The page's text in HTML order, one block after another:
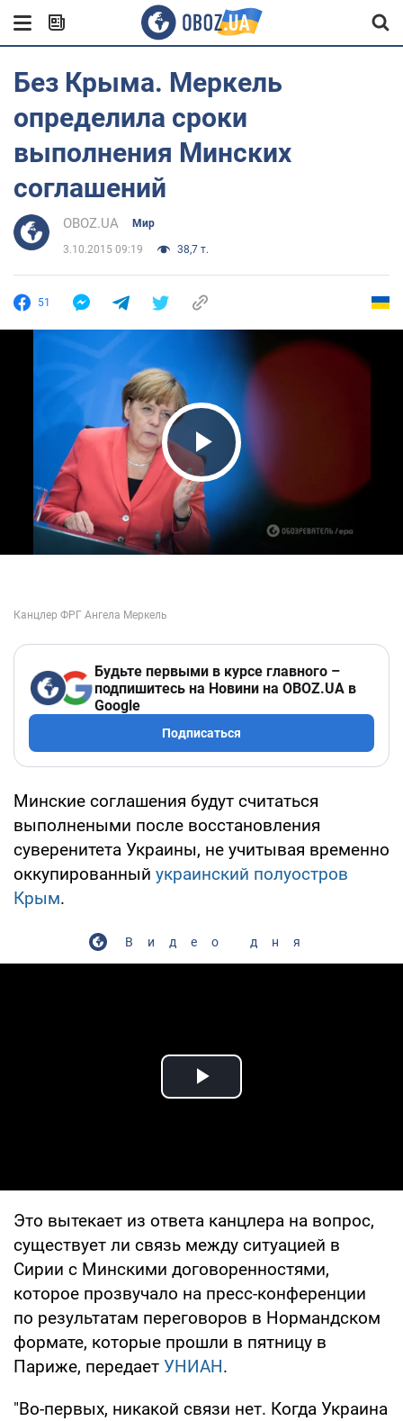
Без Крыма. Меркель
определила сроки
выполнения Минских
соглашений
OBOZ.UA Мир
3.10.2015 09:19 38,7 т.
51
Play Video
Будьте первыми в курсе главного –
подпишитесь на Новини на OBOZ.UA в
Google
Подписаться
Минские соглашения будут считаться
выполнеными после восстановления
суверенитета Украины, не учитывая временно
оккупированный украинский полуостров
Крым.
Видео дня
Play Video
Это вытекает из ответа канцлера на вопрос,
существует ли связь между ситуацией в
Сирии с Минскими договоренностями,
которое прозвучало на пресс-конференции
по результатам переговоров в Нормандском
формате, которые прошли в пятницу в
Париже, передает УНИАН.
"Во-первых, никакой связи нет. Когда Украина